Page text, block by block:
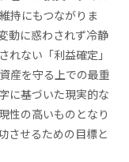
持にもつながりま
動に惑わされず冷静
れない「利益確定」
産を守る上での最重
に基づいた現実的な
性の高いものとなり
させるための目標と